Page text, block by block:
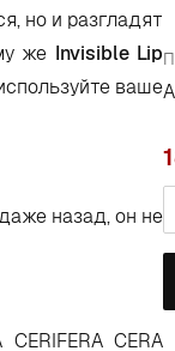
но и разгладят
же Invisible Lip
ваше
назад, он не
CERIFERA CERA